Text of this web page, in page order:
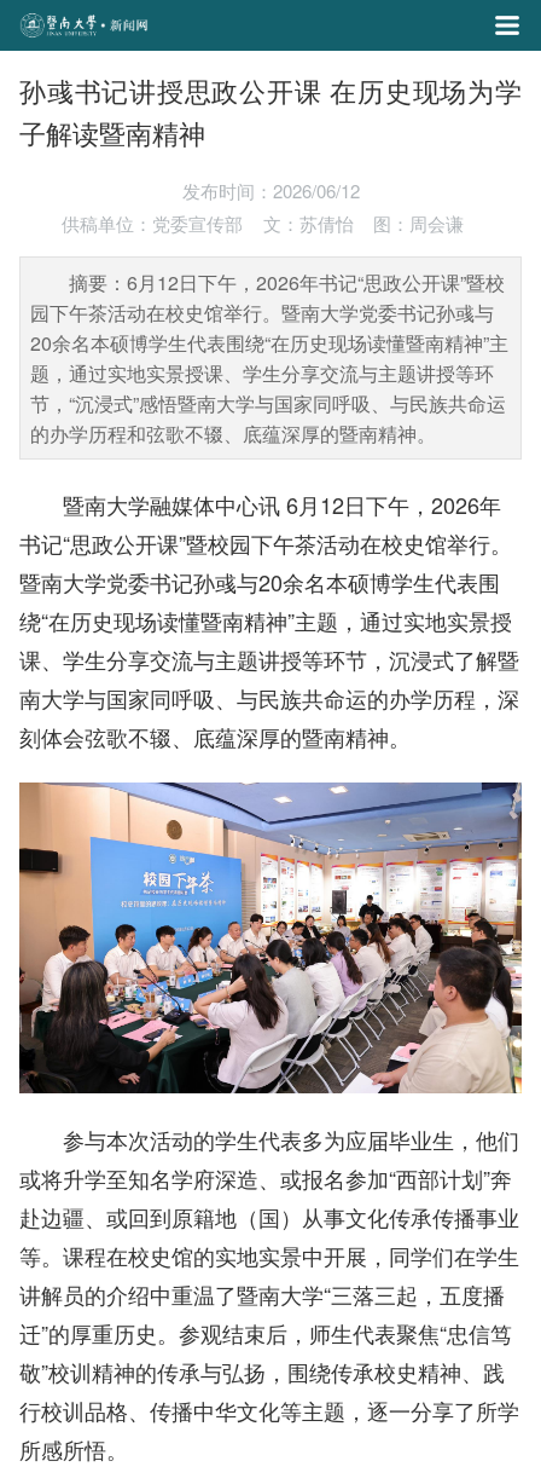
孙彧书记讲授思政公开课 在历史现场为学
子解读暨南精神
发布时间：2026/06/12
供稿单位：党委宣传部
文：苏倩怡 图：周会谦
摘要：6月12日下午，2026年书记“思政公开课”暨校
园下午茶活动在校史馆举行。暨南大学党委书记孙彧与
20余名本硕博学生代表围绕“在历史现场读懂暨南精神”主
题，通过实地实景授课、学生分享交流与主题讲授等环
节，“沉浸式”感悟暨南大学与国家同呼吸、与民族共命运
的办学历程和弦歌不辍、底蕴深厚的暨南精神。
暨南大学融媒体中心讯 6月12日下午，2026年
书记“思政公开课”暨校园下午茶活动在校史馆举行。
暨南大学党委书记孙彧与20余名本硕博学生代表围
绕“在历史现场读懂暨南精神”主题，通过实地实景授
课、学生分享交流与主题讲授等环节，沉浸式了解暨
南大学与国家同呼吸、与民族共命运的办学历程，深
刻体会弦歌不辍、底蕴深厚的暨南精神。
参与本次活动的学生代表多为应届毕业生，他们
或将升学至知名学府深造、或报名参加“西部计划”奔
赴边疆、或回到原籍地（国）从事文化传承传播事业
等。课程在校史馆的实地实景中开展，同学们在学生
讲解员的介绍中重温了暨南大学“三落三起，五度播
迁”的厚重历史。参观结束后，师生代表聚焦“忠信笃
敬”校训精神的传承与弘扬，围绕传承校史精神、践
行校训品格、传播中华文化等主题，逐一分享了所学
所感所悟。